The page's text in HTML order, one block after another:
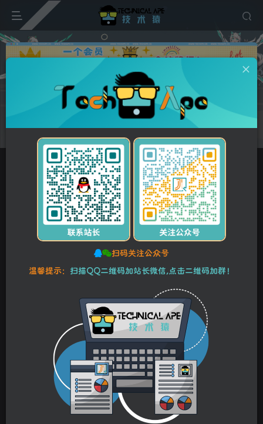
广告
维修资料 富士施乐/FUJIXerox 正文
施乐 DW 6055 6035 6050 6030 DS C1500 工程机中文维修手册
此内容为付费资源，请付费后查看
Y币5 Y币10
【VIP】普通会员 Y币3 【SVIP】至尊会员
立即购买
您当前未登录！建议登录后购买，可保存购买订单。
本站资源均为作者特供和网友推荐收集整理而来，仅供学习和研究使
用，请在下载后24小时内删除，谢谢合作！
施乐 DW 6055 6035 6050 6030 DS C1500
工程机中文维修手册
stalker
2年前更新
关注
机型
DW 6055 6035 6050 6030 DS C1500
扫码关注公众号
温馨提示： 扫描QQ二维码加站长微信,点击二维码加群！